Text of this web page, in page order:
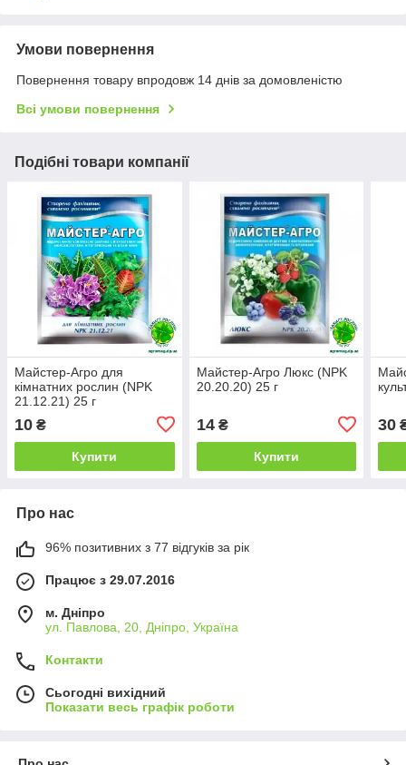
Умови повернення
Повернення товару впродовж 14 днів за домовленістю
Всі умови повернення
Подібні товари компанії
Майстер-Агро для
кімнатних рослин (NPK
21.12.21) 25 г
10 ₴
Купити
Майстер-Агро Люкс (NPK
20.20.20) 25 г
14₴
Купити
30
Про нас
96% позитивних з 77 відгуків за рік
Працює з 29.07.2016
м. Дніпро
ул. Павлова, 20, Дніпро, Україна
Контакти
Сьогодні вихідний
Показати весь графік роботи